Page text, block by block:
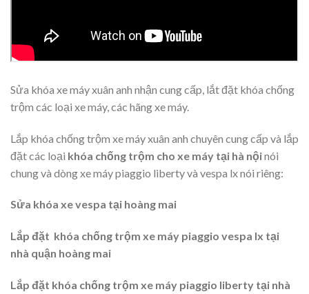
Sửa khóa xe máy xuân anh nhận cung cấp, lắt đặt khóa chống
trộm các loại xe máy, các hãng xe máy.
Lắp khóa chống trộm xe máy xuân anh chuyên cung cấp và lắp
đặt các loại khóa chống trộm cho xe máy tại hà nộinói
chung và dòng xe máy piaggio liberty và vespa lx nói riêng:
Sửa khóa xe vespa tại hoàng mai
Lắp đặt khóa chống trộm xe máy piaggio vespa lx tại
nhà quận hoàng mai
Lắp đặt khóa chống trộm xe máy piaggio liberty tại nhà